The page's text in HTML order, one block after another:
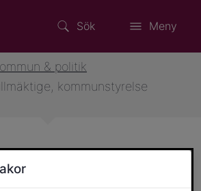
Sök Meny
& politik
kommunstyrelse